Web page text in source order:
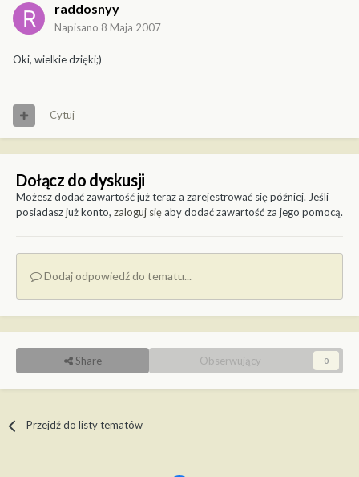
raddosnyy
Napisano 8 Maja 2007
Oki, wielkie dzięki;)
Cytuj
Dołącz do dyskusji
Możesz dodać zawartość już teraz a zarejestrować się później. Jeśli
posiadasz już konto, zaloguj sięaby dodać zawartość za jego pomocą.
Dodaj odpowiedź do tematu...
Share Obserwujący 0
Przejdź do listy tematów